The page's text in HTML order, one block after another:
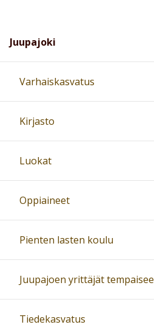
Juupajoki
Varhaiskasvatus
Kirjasto
Luokat
Oppiaineet
Pienten lasten koulu
Juupajoen yrittäjät tempaisee
Tiedekasvatus